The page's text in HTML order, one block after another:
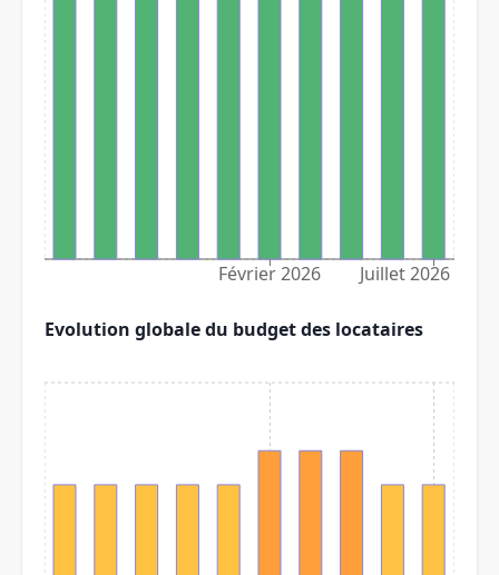
Février 2026 Juillet 2026
Evolution globale du budget des locataires